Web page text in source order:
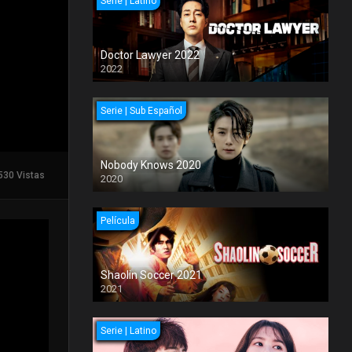
Vistas
Doctor Lawyer 2022
2022
Serie | Sub Español
Nobody Knows 2020
2020
Película
Shaolin Soccer 2021
2021
Serie | Latino